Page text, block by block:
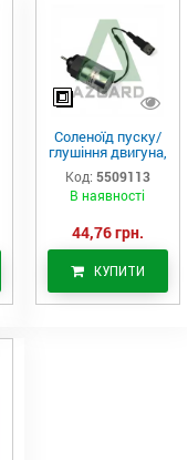
Соленоїд пуску/
глушіння двигуна,
актуатор (550-
9113)
Код: 5509113
В наявності
44,76 грн.
КУПИТИ